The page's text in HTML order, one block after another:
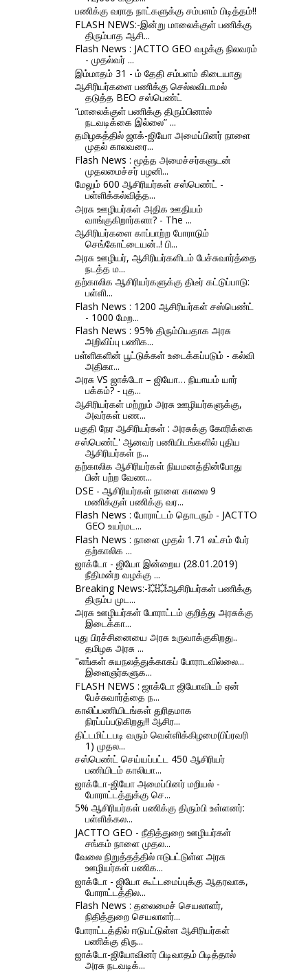
பணிக்கு வராத நாட்களுக்கு சம்பளம் பிடித்தம்!!
FLASH NEWS:-இன்று மாலைக்குள் பணிக்கு
திரும்பாத ஆசி...
Flash News : JACTTO GEO வழக்கு நிலவரம்
- முதல்வர் ...
இம்மாதம் 31 - ம் தேதி சம்பளம் கிடையாது
ஆசிரியர்களை பணிக்கு செல்லவிடாமல்
தடுத்த BEO சஸ்பெண்ட்
“மாலைக்குள் பணிக்கு திரும்பினால்
நடவடிக்கை இல்லை” ...
தமிழகத்தில் ஜாக்-ஜியோ அமைப்பினர் நாளை
முதல் காலவரை...
Flash News : மூத்த அமைச்சர்களுடன்
முதலமைச்சர் பழனி...
மேலும் 600 ஆசிரியர்கள் சஸ்பெண்ட் -
பள்ளிக்கல்வித்த...
அரசு ஊழியர்கள் அதிக ஊதியம்
வாங்குகிறார்களா? - The ...
ஆசிரியர்களை காப்பாற்ற போராடும்
செங்கோட்டையன்..! பி...
அரசு ஊழியர், ஆசிரியர்களிடம் பேச்சுவார்த்தை
நடத்த ம...
தற்காலிக ஆசிரியர்களுக்கு திடீர் கட்டுப்பாடு:
பள்ளி...
Flash News : 1200 ஆசிரியர்கள் சஸ்பெண்ட்
- 1000 மேற...
Flash News : 95% திரும்பியதாக அரசு
அறிவிப்பு பணிக...
பள்ளிகளின் பூட்டுக்கள் உடைக்கப்படும் - கல்வி
அதிகா...
அரசு VS ஜாக்டோ – ஜியோ… நியாயம் யார்
பக்கம்? - புத...
ஆசிரியர்கள் மற்றும் அரசு ஊழியர்களுக்கு,
அவர்கள் பண...
பகுதி நேர ஆசிரியர்கள் : அரசுக்கு கோரிக்கை
சஸ்பெண்ட்' ஆனவர் பணியிடங்களில் புதிய
ஆசிரியர்கள் ந...
தற்காலிக ஆசிரியர்கள் நியமனத்தின்போது
பின் பற்ற வேண...
DSE - ஆசிரியர்கள் நாளை காலை 9
மணிக்குள் பணிக்கு வர...
Flash News : போராட்டம் தொடரும் - JACTTO
GEO உயர்மட...
Flash News : நாளை முதல் 1.71 லட்சம் பேர்
தற்காலிக ...
ஜாக்டோ - ஜியோ இன்றைய (28.01.2019)
நீதிமன்ற வழக்கு ...
Breaking News:-💥💥ஆசிரியர்கள் பணிக்கு
திரும்ப முட...
அரசு ஊழியர்கள் போராட்டம் குறித்து அரசுக்கு
இடைக்கா...
புது பிரச்சினையை அரசு உருவாக்குகிறது..
தமிழக அரசு ...
"எங்கள் சுயநலத்துக்காகப் போராடவில்லை...
இளைஞர்களுக...
FLASH NEWS : ஜாக்டோ ஜியோவிடம் ஏன்
பேச்சுவார்த்தை ந...
காலிப்பணியிடங்கள் துரிதமாக
நிரப்பப்படுகிறது!! ஆசிர...
திட்டமிட்டபடி வரும் வெள்ளிக்கிழமை(பிப்ரவரி
1) முதல...
சஸ்பெண்ட் செய்யப்பட்ட 450 ஆசிரியர்
பணியிடம் காலியா...
ஜாக்டோ-ஜியோ அமைப்பினர் மறியல் -
போராட்டத்துக்கு செ...
5% ஆசிரியர்கள் பணிக்கு திரும்பி உள்ளனர்:
பள்ளிக்கல...
JACTTO GEO - நீதித்துறை ஊழியர்கள்
சங்கம் நாளை முதல...
வேலை நிறுத்தத்தில் ஈடுபட்டுள்ள அரசு
ஊழியர்கள் பணிக...
ஜாக்டோ - ஜியோ கூட்டமைப்புக்கு ஆதரவாக,
போராட்டத்தில...
Flash News : தலைமைச் செயலாளர்,
நிதித்துறை செயலாளர்...
போராட்டத்தில் ஈடுபட்டுள்ள ஆசிரியர்கள்
பணிக்கு திரு...
ஜாக்டோ-ஜியோவினர் பிடிவாதம் பிடித்தால்
அரசு நடவடிக்...